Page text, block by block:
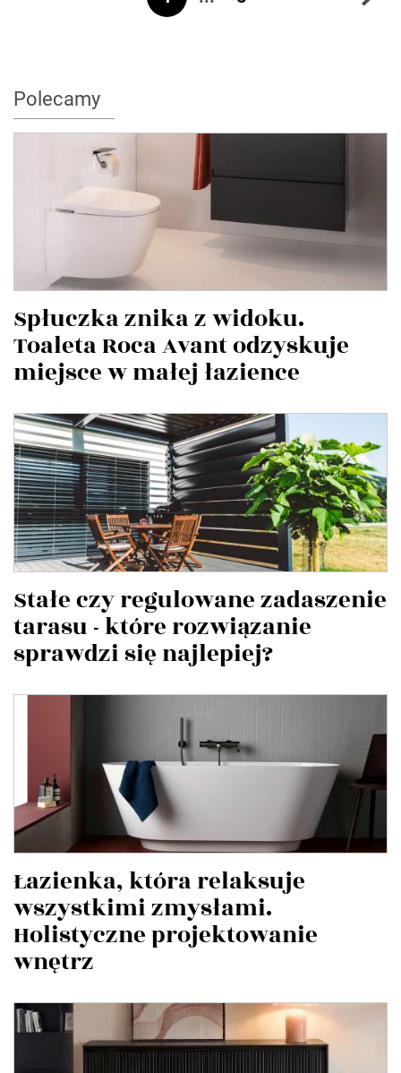
Polecamy
Spłuczka znika z widoku.
Toaleta Roca Avant odzyskuje
miejsce w małej łazience
Stałe czy regulowane zadaszenie
tarasu - które rozwiązanie
sprawdzi się najlepiej?
Łazienka, która relaksuje
wszystkimi zmysłami.
Holistyczne projektowanie
wnętrz